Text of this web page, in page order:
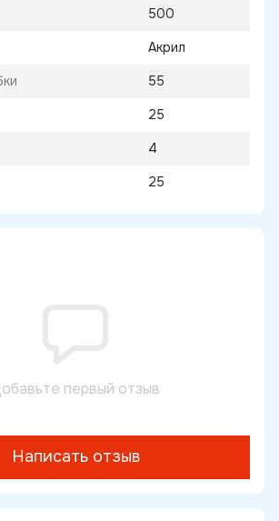
500
Акрил
55
25
4
25
первый отзыв
Написать отзыв